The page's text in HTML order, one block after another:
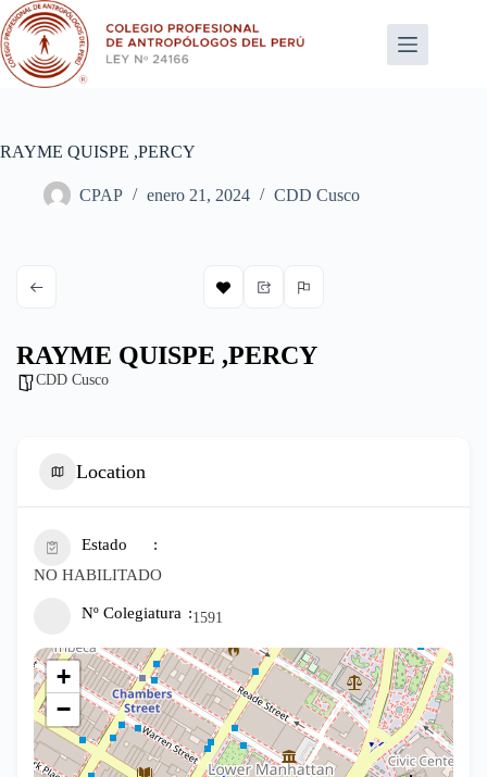
Saltar
al
contenido
RAYME QUISPE ,PERCY
CPAP enero 21, 2024 CDD Cusco
RAYME QUISPE ,PERCY
CDD Cusco
Location
Estado
NO HABILITADO
Nº Colegiatura 1591
+
−